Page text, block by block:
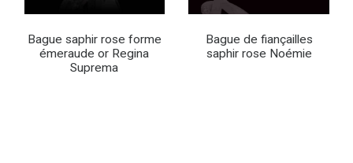
Bague saphir rose forme
émeraude or Regina
Suprema
Bague de fiançailles
saphir rose Noémie